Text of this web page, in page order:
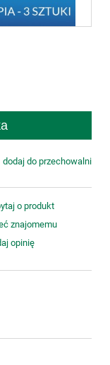
dodaj do przechowalni
o produkt
znajomemu
opinię